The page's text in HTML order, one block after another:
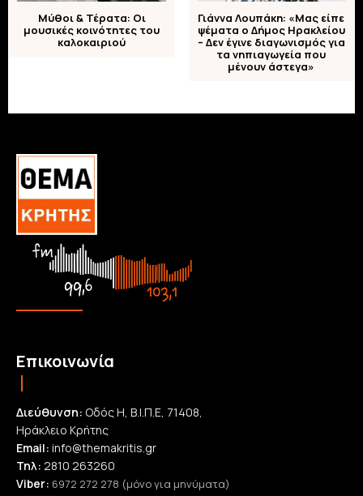
Μύθοι & Τέρατα: Οι
μουσικές κοινότητες του
καλοκαιριού
Γιάννα Λουπάκη: «Μας είπε
ψέματα ο Δήμος Ηρακλείου
– Δεν έγινε διαγωνισμός για
τα νηπιαγωγεία που
μένουν άστεγα»
Επικοινωνία
Διεύθυνση: Οδός Η, Β.Ι.Π.Ε, 71408,
Ηράκλειο Κρήτης
Email: info@themakritis.gr
Τηλ: 2810 263260
Viber: 6972 272 278 (μόνο για μηνύματα)